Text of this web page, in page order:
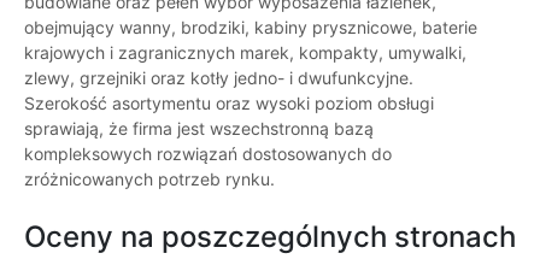
obejmujący wanny, brodziki, kabiny prysznicowe, baterie
krajowych i zagranicznych marek, kompakty, umywalki,
zlewy, grzejniki oraz kotły jedno- i dwufunkcyjne.
Szerokość asortymentu oraz wysoki poziom obsługi
sprawiają, że firma jest wszechstronną bazą
kompleksowych rozwiązań dostosowanych do
zróżnicowanych potrzeb rynku.
Oceny na poszczególnych stronach